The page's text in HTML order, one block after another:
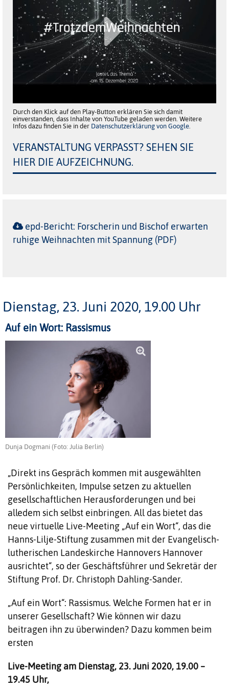
Durch den Klick auf den Play-Button erklären Sie sich damit
einverstanden, dass Inhalte von YouTube geladen werden. Weitere
Infos dazu finden Sie in der Datenschutzerklärung von Google.
VERANSTALTUNG VERPASST? SEHEN SIE
HIER DIE AUFZEICHNUNG.
epd-Bericht: Forscherin und Bischof erwarten
ruhige Weihnachten mit Spannung (PDF)
Dienstag, 23. Juni 2020, 19.00 Uhr
Auf ein Wort: Rassismus
Dunja Dogmani (Foto: Julia Berlin)
„Direkt ins Gespräch kommen mit ausgewählten
Persönlichkeiten, Impulse setzen zu aktuellen
gesellschaftlichen Herausforderungen und bei
alledem sich selbst einbringen. All das bietet das
neue virtuelle Live-Meeting „Auf ein Wort“, das die
Hanns-Lilje-Stiftung zusammen mit der Evangelisch-
lutherischen Landeskirche Hannovers Hannover
ausrichtet“, so der Geschäftsführer und Sekretär der
Stiftung Prof. Dr. Christoph Dahling-Sander.
„Auf ein Wort“: Rassismus. Welche Formen hat er in
unserer Gesellschaft? Wie können wir dazu
beitragen ihn zu überwinden? Dazu kommen beim
ersten
Live-Meeting am Dienstag, 23. Juni 2020, 19.00 –
19.45 Uhr,